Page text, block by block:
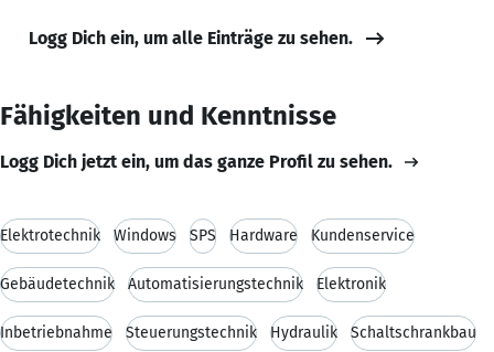
Logg Dich ein, um alle Einträge zu sehen.
Fähigkeiten und Kenntnisse
Logg Dich jetzt ein, um das ganze Profil zu sehen.
Elektrotechnik Windows SPS Hardware Kundenservice
Gebäudetechnik Automatisierungstechnik Elektronik
Inbetriebnahme Steuerungstechnik Hydraulik Schaltschrankbau